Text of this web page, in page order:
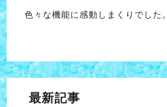
色々な機能に感動しまくりでした。
最新記事